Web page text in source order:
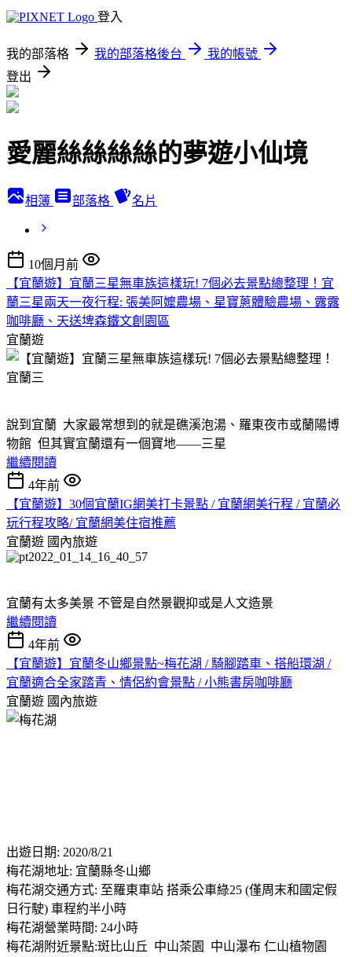
登入
我的部落格 我的部落格後台
我的帳號
登出
愛麗絲絲絲絲的夢遊小仙境
相簿 部落格 名片
10個月前
【宜蘭遊】宜蘭三星無車族這樣玩! 7個必去景點總整理！宜
蘭三星兩天一夜行程: 張美阿嬤農場、星寶蔥體驗農場、露露
咖啡廳、天送埤森鐵文創園區
宜蘭遊
說到宜蘭 大家最常想到的就是礁溪泡湯、羅東夜市或蘭陽博
物館 但其實宜蘭還有一個寶地——三星
繼續閱讀
4年前
【宜蘭遊】30個宜蘭IG網美打卡景點 / 宜蘭網美行程 / 宜蘭必
玩行程攻略/ 宜蘭網美住宿推薦
宜蘭遊 國內旅遊
宜蘭有太多美景 不管是自然景觀抑或是人文造景
繼續閱讀
4年前
【宜蘭遊】宜蘭冬山鄉景點~梅花湖 / 騎腳踏車、搭船環湖 /
宜蘭適合全家踏青、情侶約會景點 / 小熊書房咖啡廳
宜蘭遊 國內旅遊
出遊日期: 2020/8/21
梅花湖地址: 宜蘭縣冬山鄉
梅花湖交通方式: 至羅東車站 搭乘公車綠25 (僅周末和國定假
日行駛) 車程約半小時
梅花湖營業時間: 24小時
梅花湖附近景點:斑比山丘 中山茶園 中山瀑布 仁山植物園